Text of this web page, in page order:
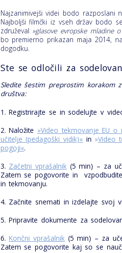
Najzanimivejši videi bodo razposlani
Najboljši filmčki iz vseh držav bodo
združeval »glasove evropske mladine
bo premierno prikazan maja 2014,
dogodku.
Ste se odločili za
Sledite šestim preprostim korakom
društva:
1. Registrirajte se in sodelujte v
2. Naložite »Video tekmovanje EU
učitelje (pedagoški vidik)«in »Video
pogoji«.
3. Začetni vprašalnik(5 min) – za
Zatem se pogovorite in
in tekmovanju.
4. Začnite snemati in izdelajte svoj
5. Pripravite dokumente za
6. Končni vprašalnik(5 min) – za
Zatem se pogovorite kaj so se